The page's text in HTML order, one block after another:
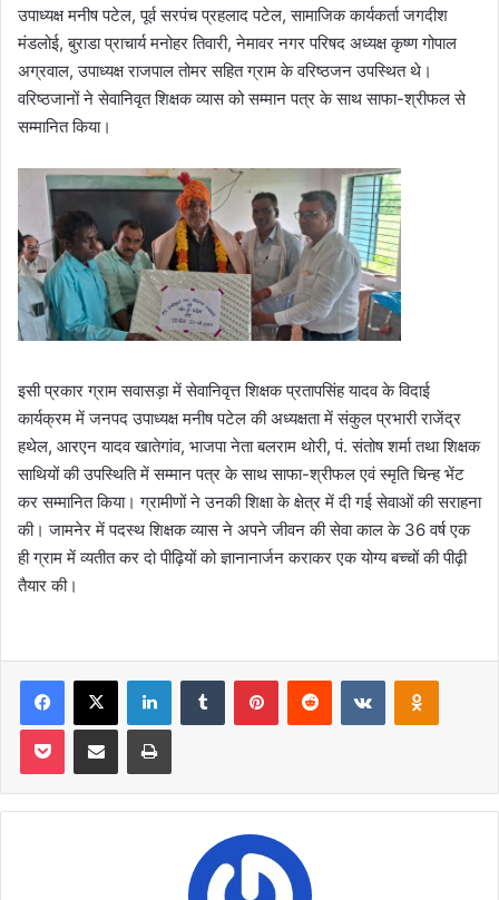
उपाध्यक्ष मनीष पटेल, पूर्व सरपंच प्रहलाद पटेल, सामाजिक कार्यकर्ता जगदीश
मंडलोई, बुराडा प्राचार्य मनोहर तिवारी, नेमावर नगर परिषद अध्यक्ष कृष्ण गोपाल
अग्रवाल, उपाध्यक्ष राजपाल तोमर सहित ग्राम के वरिष्ठजन उपस्थित थे।
वरिष्ठजानों ने सेवानिवृत शिक्षक व्यास को सम्मान पत्र के साथ साफा-श्रीफल से
सम्मानित किया।
इसी प्रकार ग्राम सवासड़ा में सेवानिवृत्त शिक्षक प्रतापसिंह यादव के विदाई
कार्यक्रम में जनपद उपाध्यक्ष मनीष पटेल की अध्यक्षता में संकुल प्रभारी राजेंद्र
हथेल, आरएन यादव खातेगांव, भाजपा नेता बलराम थोरी, पं. संतोष शर्मा तथा शिक्षक
साथियों की उपस्थिति में सम्मान पत्र के साथ साफा-श्रीफल एवं स्मृति चिन्ह भेंट
कर सम्मानित किया। ग्रामीणों ने उनकी शिक्षा के क्षेत्र में दी गई सेवाओं की सराहना
की। जामनेर में पदस्थ शिक्षक व्यास ने अपने जीवन की सेवा काल के 36 वर्ष एक
ही ग्राम में व्यतीत कर दो पीढ़ियों को ज्ञानानार्जन कराकर एक योग्य बच्चों की पीढ़ी
तैयार की।
Facebook
X LinkedInTumblr PinterestReddit VKontakte
Pocket Share via Email Print